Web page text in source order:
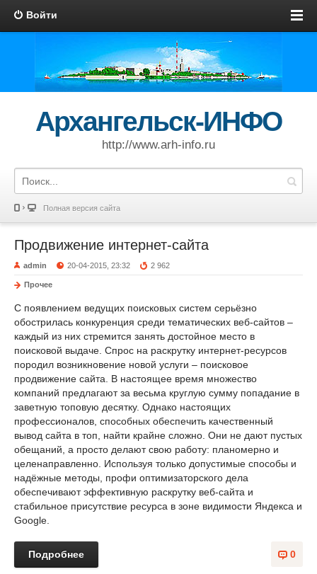
Войти
Архангельск-ИНФО
http://www.arh-info.ru
Полная версия сайта
Продвижение интернет-сайта
admin 20-04-2015, 23:32 2 962
Прочее
С появлением ведущих поисковых систем серьёзно
обострилась конкуренция среди тематических веб-сайтов –
каждый из них стремится занять достойное место в
поисковой выдаче. Спрос на раскрутку интернет-ресурсов
породил возникновение новой услуги – поисковое
продвижение сайта. В настоящее время множество
компаний предлагают за весьма круглую сумму попадание в
заветную топовую десятку. Однако настоящих
профессионалов, способных обеспечить качественный
вывод сайта в топ, найти крайне сложно. Они не дают пустых
обещаний, а просто делают свою работу: планомерно и
целенаправленно. Используя только допустимые способы и
надёжные методы, профи оптимизаторского дела
обеспечивают эффективную раскрутку веб-сайта и
стабильное присутствие ресурса в зоне видимости Яндекса и
Google.
0
Подробнее